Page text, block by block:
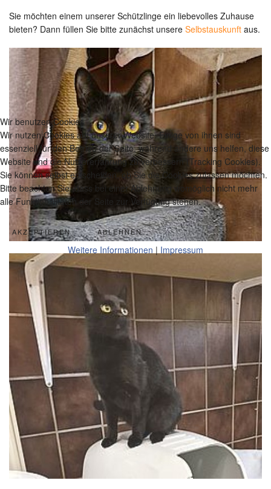
Sie möchten einem unserer Schützlinge ein liebevolles Zuhause
bieten? Dann füllen Sie bitte zunächst unsere Selbstauskunft aus.
Wir benutzen Cookies
Wir nutzen Cookies auf unserer Website. Einige von ihnen sind
essenziell für den Betrieb der Seite, während andere uns helfen, diese
Website und die Nutzererfahrung zu verbessern (Tracking Cookies).
Sie können selbst entscheiden, ob Sie die Cookies zulassen möchten.
Bitte beachten Sie, dass bei einer Ablehnung womöglich nicht mehr
alle Funktionalitäten der Seite zur Verfügung stehen.
AKZEPTIEREN ABLEHNEN
Weitere Informationen | Impressum